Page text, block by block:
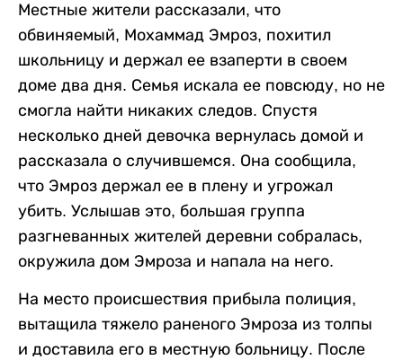
Местные жители рассказали, что
обвиняемый, Мохаммад Эмроз, похитил
школьницу и держал ее взаперти в своем
доме два дня. Семья искала ее повсюду, но не
смогла найти никаких следов. Спустя
несколько дней девочка вернулась домой и
рассказала о случившемся. Она сообщила,
что Эмроз держал ее в плену и угрожал
убить. Услышав это, большая группа
разгневанных жителей деревни собралась,
окружила дом Эмроза и напала на него.
На место происшествия прибыла полиция,
вытащила тяжело раненого Эмроза из толпы
и доставила его в местную больницу. После